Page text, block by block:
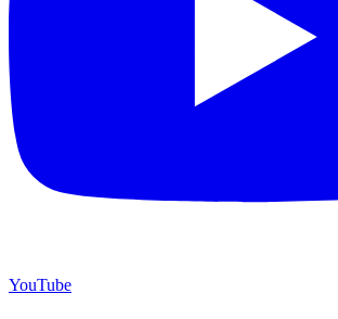
YouTube